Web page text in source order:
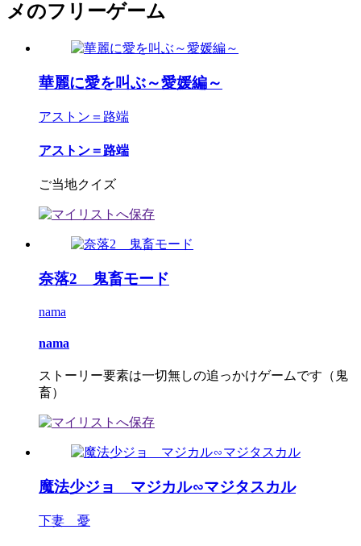
メのフリーゲーム
華麗に愛を叫ぶ～愛媛編～
アストン＝路端
アストン＝路端
ご当地クイズ
奈落2 鬼畜モード
nama
nama
ストーリー要素は一切無しの追っかけゲームです（鬼
畜）
魔法少ジョ マジカル∽マジタスカル
下妻 憂